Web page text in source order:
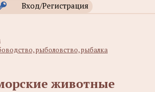
Вход/Регистрация
рыболовство, рыбалка
животные